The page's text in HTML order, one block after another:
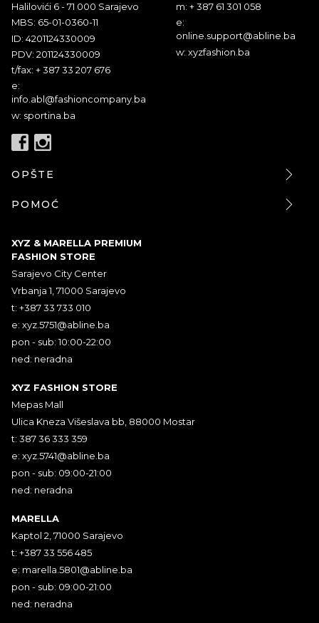
Halilovići 6 - 71 000 Sarajevo
MBS: 65-01-0360-11
ID: 4201124330009
PDV: 201124330009
t/fax: + 387 33 207 676
e:
info.abl@fashioncompany.ba
w: sportina.ba
m: + 387 61 301 058
e:
online.support@abline.ba
w: xyzfashion.ba
OPŠTE
POMOĆ
XYZ & MARELLA PREMIUM
FASHION STORE
Sarajevo City Center
Vrbanja 1, 71000 Sarajevo
t: +387 33 733 010
e: xyz.5751@abline.ba
pon - sub: 10:00-22:00
ned: neradna
XYZ FASHION STORE
Mepas Mall
Ulica Kneza Višeslava bb, 88000 Mostar
t: 387 36 333 359
e: xyz.5741@abline.ba
pon - sub: 09:00-21:00
ned: neradna
MARELLA
Kaptol 2, 71000 Sarajevo
t: +387 33 556 485
e: marella.5801@abline.ba
pon - sub: 09:00-21:00
ned: neradna